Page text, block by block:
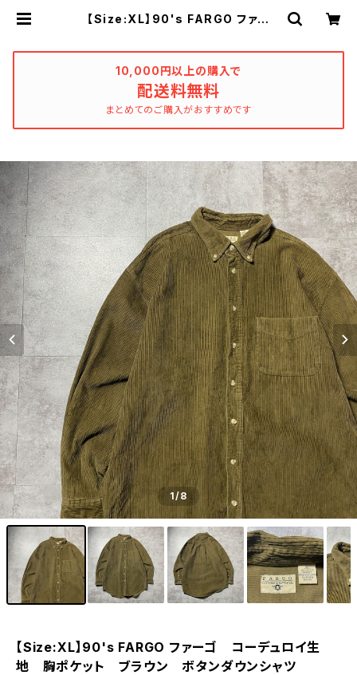
【Size:XL】90's FARGO ファー
d_clothing_katharsis
10,000円以上の購入で
配送料無料
まとめてのご購入がおすすめです
1/8
【Size:XL】90's FARGO ファーゴ コーデュロイ生
地 胸ポケット ブラウン ボタンダウンシャツ